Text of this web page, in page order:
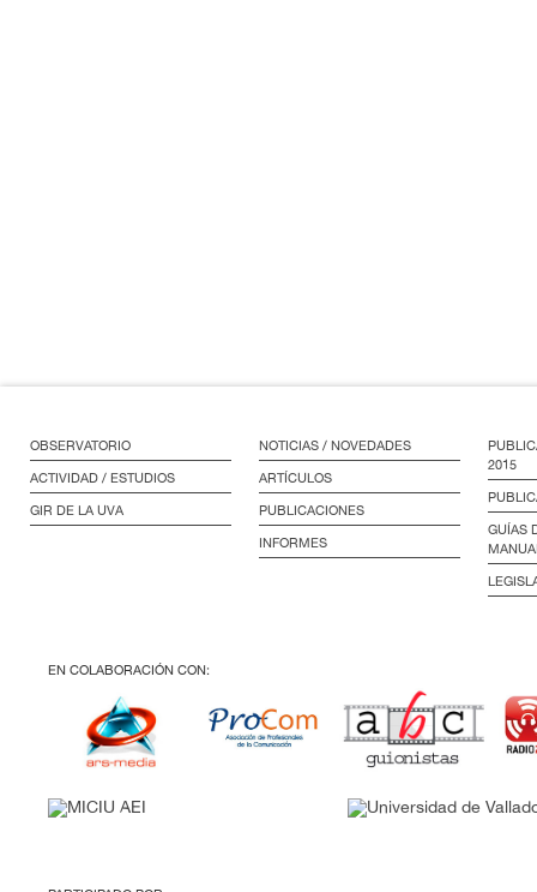
OBSERVATORIO
ACTIVIDAD / ESTUDIOS
GIR DE LA UVA
NOTICIAS / NOVEDADES
ARTÍCULOS
PUBLICACIONES
INFORMES
2015
GUÍAS
EN COLABORACIÓN CON: